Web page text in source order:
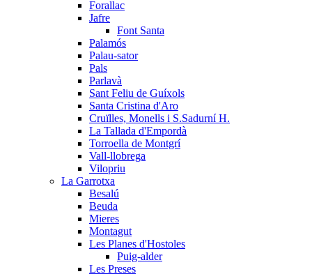
Forallac
Jafre
Font Santa
Palamós
Palau-sator
Pals
Parlavà
Sant Feliu de Guíxols
Santa Cristina d'Aro
Cruïlles, Monells i S.Sadurní H.
La Tallada d'Empordà
Torroella de Montgrí
Vall-llobrega
Vilopriu
La Garrotxa
Besalú
Beuda
Mieres
Montagut
Les Planes d'Hostoles
Puig-alder
Les Preses